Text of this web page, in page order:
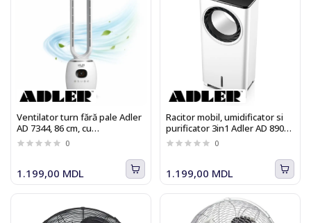
Ventilator turn fără pale Adler
AD 7344, 86 cm, cu
telecomandă, oscilație 60°, 3
viteze, 3 moduri, temporizator
0
1.199,00 MDL
Racitor mobil, umidificator si
purificator 3in1 Adler AD 8900,
80W, Telecomanda, Timer
0
1.199,00 MDL